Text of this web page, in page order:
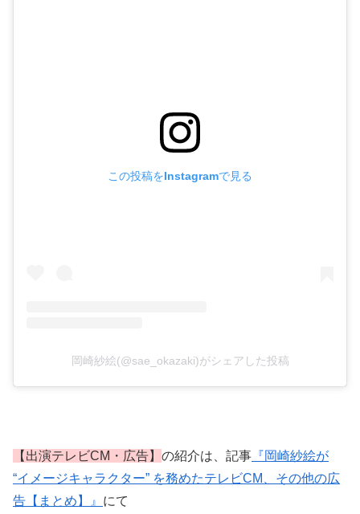
この投稿をInstagramで見る
岡崎紗絵(@sae_okazaki)がシェアした投稿
【出演テレビCM・広告】 の紹介は、記事 『岡崎紗絵が
“イメージキャラクター” を務めたテレビCM、その他の広
告【まとめ】』 にて